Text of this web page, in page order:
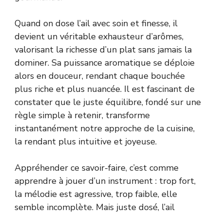
Quand on dose l’ail avec soin et finesse, il
devient un véritable exhausteur d’arômes,
valorisant la richesse d’un plat sans jamais la
dominer. Sa puissance aromatique se déploie
alors en douceur, rendant chaque bouchée
plus riche et plus nuancée. Il est fascinant de
constater que le juste équilibre, fondé sur une
règle simple à retenir, transforme
instantanément notre approche de la cuisine,
la rendant plus intuitive et joyeuse.
Appréhender ce savoir-faire, c’est comme
apprendre à jouer d’un instrument : trop fort,
la mélodie est agressive, trop faible, elle
semble incomplète. Mais juste dosé, l’ail